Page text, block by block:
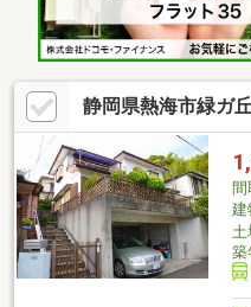
静岡県熱海市緑ガ
間
建
築